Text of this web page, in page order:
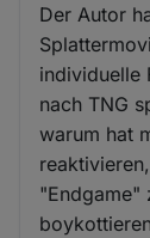
Der Autor
individuelle
nach TNG
warum hat
"Endgame"